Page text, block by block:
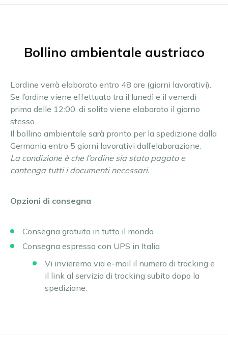
Bollino ambientale austriaco
L’ordine verrà elaborato entro 48 ore (giorni lavorativi).
Se l’ordine viene effettuato tra il lunedì e il venerdì
prima delle 12:00, di solito viene elaborato il giorno
stesso.
Il bollino ambientale sarà pronto per la spedizione dalla
Germania entro 5 giorni lavorativi dall’elaborazione.
La condizione è che l’ordine sia stato pagato e
contenga tutti i documenti necessari.
Opzioni di consegna
Consegna gratuita in tutto il mondo
Consegna espressa con UPS in Italia
Vi invieremo via e-mail il numero di tracking e
il link al servizio di tracking subito dopo la
spedizione.